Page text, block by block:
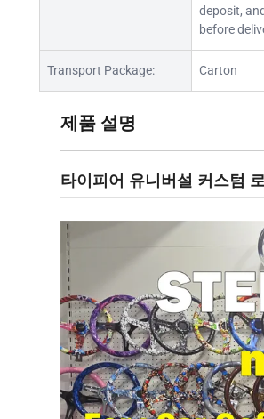
deposit,
before
Transport Package: Carton
제품 설명
타이피어 유니버설 커스텀